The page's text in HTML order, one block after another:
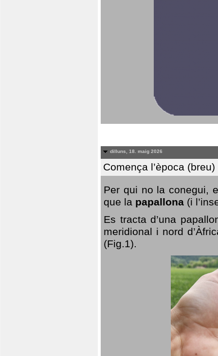
dilluns, 18. maig 2026
Comença l’època
Per qui no la conegui,
que la papallona (i
Es tracta d’una
meridional i nord
(Fig.1).